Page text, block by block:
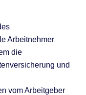
Arbeitnehmer
die
und
vom Arbeitgeber